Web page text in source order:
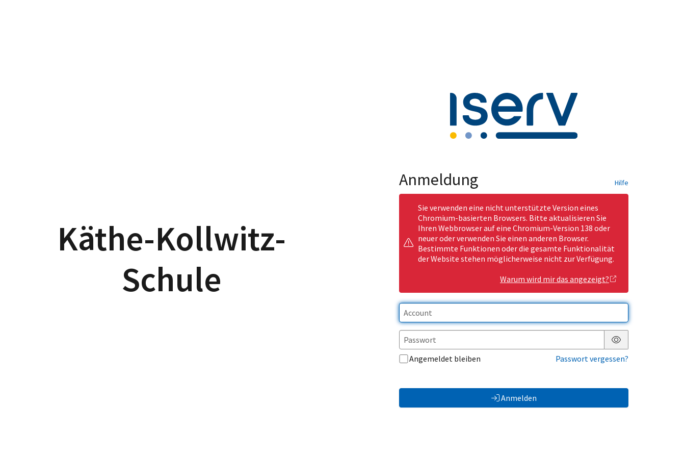
Käthe-Kollwitz-
Schule
Anmeldung Hilfe
Sie verwenden eine nicht unterstützte Version eines
Chromium-basierten Browsers. Bitte aktualisieren Sie
Ihren Webbrowser auf eine Chromium-Version 138 oder
neuer oder verwenden Sie einen anderen Browser.
Bestimmte Funktionen oder die gesamte Funktionalität
der Website stehen möglicherweise nicht zur Verfügung.
Warum wird mir das angezeigt?
Passwort anzeigen
Angemeldet bleiben
Passwort vergessen?
Anmelden